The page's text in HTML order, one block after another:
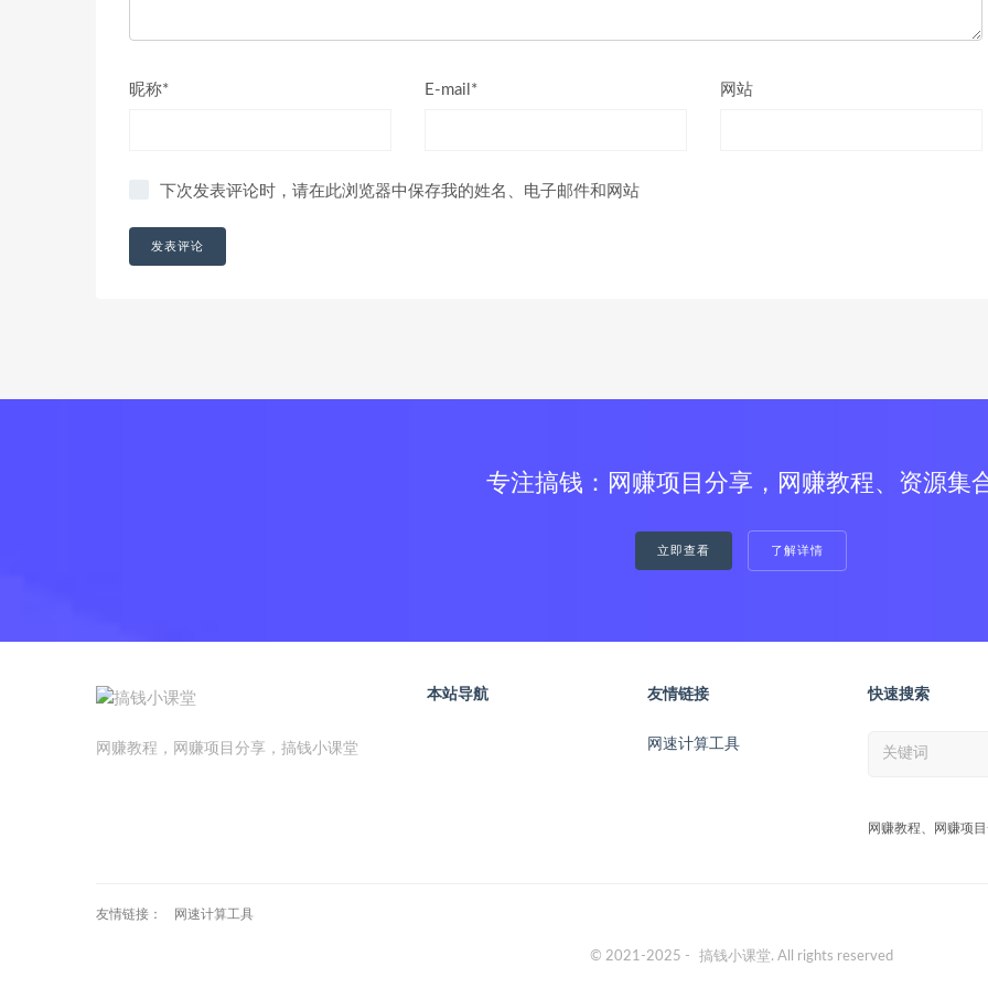
昵称* E-mail* 网站
下次发表评论时，请在此浏览器中保存我的姓名、电子邮件和网站
专注搞钱：网赚项目分享，网赚教程、资源集
立即查看 了解详情
网赚教程，网赚项目分享，搞钱小课堂
本站导航 友情链接
网速计算工具
快速搜索
网赚教程、网赚项
友情链接： 网速计算工具
© 2021-2025 - 搞钱小课堂. All rights reserved